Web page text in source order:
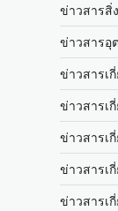
ข่าวสารสิ่
ข่าวสารอุ
ข่าวสารเ
ข่าวสารเ
ข่าวสารเ
ข่าวสารเ
ข่าวสารเ